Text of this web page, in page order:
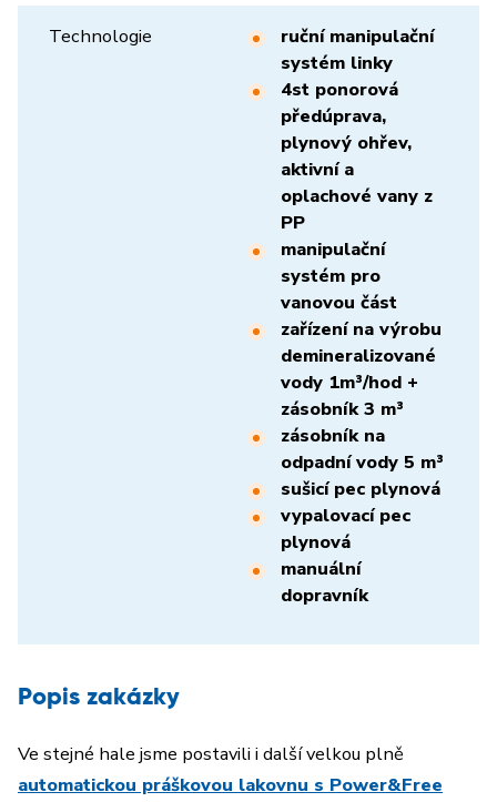
Technologie
ruční manipulační
systém linky
4st ponorová
předúprava,
plynový ohřev,
aktivní a
oplachové vany z
PP
manipulační
systém pro
vanovou část
zařízení na výrobu
demineralizované
vody 1m³/hod +
zásobník 3 m³
zásobník na
odpadní vody 5 m³
sušicí pec plynová
vypalovací pec
plynová
manuální
dopravník
Popis zakázky
Ve stejné hale jsme postavili i další velkou plně
automatickou práškovou lakovnu s Power&Free